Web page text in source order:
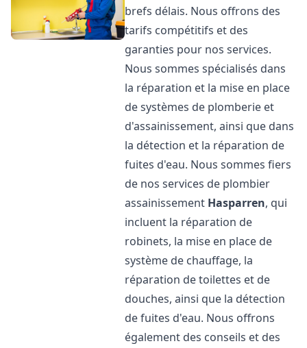
brefs délais. Nous offrons des
tarifs compétitifs et des
garanties pour nos services.
Nous sommes spécialisés dans
la réparation et la mise en place
de systèmes de plomberie et
d'assainissement, ainsi que dans
la détection et la réparation de
fuites d'eau. Nous sommes fiers
de nos services de plombier
assainissement Hasparren, qui
incluent la réparation de
robinets, la mise en place de
système de chauffage, la
réparation de toilettes et de
douches, ainsi que la détection
de fuites d'eau. Nous offrons
également des conseils et des